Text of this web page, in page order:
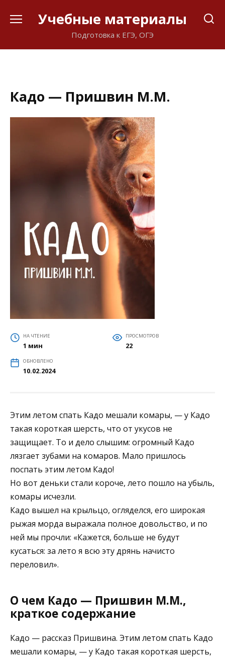
Учебные материалы
Подготовка к ЕГЭ, ОГЭ
Кадо — Пришвин М.М.
НА ЧТЕНИЕ
1 мин
ПРОСМОТРОВ
22
ОБНОВЛЕНО
10.02.2024
Этим летом спать Кадо мешали комары, — у Кадо
такая короткая шерсть, что от укусов не
защищает. То и дело слышим: огромный Кадо
лязгает зубами на комаров. Мало пришлось
поспать этим летом Кадо!
Но вот деньки стали короче, лето пошло на убыль,
комары исчезли.
Кадо вышел на крыльцо, огляделся, его широкая
рыжая морда выражала полное довольство, и по
ней мы прочли: «Кажется, больше не будут
кусаться: за лето я всю эту дрянь начисто
переловил».
О чем Кадо — Пришвин М.М.,
краткое содержание
Кадо — рассказ Пришвина. Этим летом спать Кадо
мешали комары, — у Кадо такая короткая шерсть,